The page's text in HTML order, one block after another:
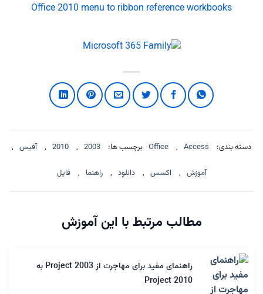
Office 2010 menu to ribbon reference
Access
,
Office برچسب ها: 2003
,
2010
, آفیس ,
اکسس , دانلود , راهنما , فایل
مطالب مرتبط با این آموزش
راهنمای مفید برای مهاجرت از Project 2003 به
Project 2010